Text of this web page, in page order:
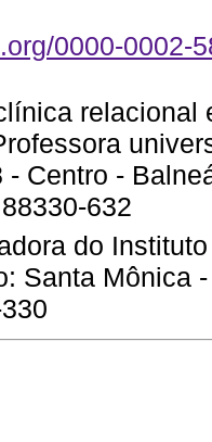
0000-0002-
relacional
- Centro -
632
do
Santa Mônica